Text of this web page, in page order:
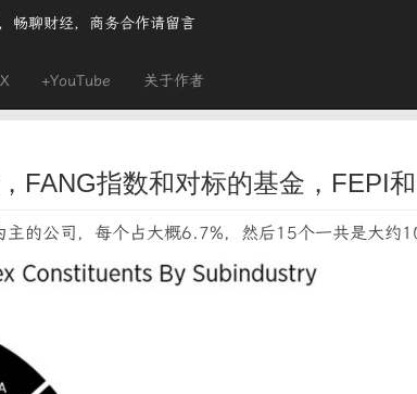
畅聊财经，商务合作请留言
+YouTube 关于作者
FANG指数和对标的基金，FEPI
的公司，每个占大概6.7%，然后15个一共是大约